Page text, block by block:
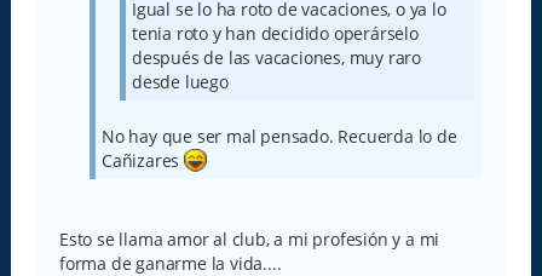
Igual se lo ha roto de vacaciones, o ya lo
tenia roto y han decidido operárselo
después de las vacaciones, muy raro
desde luego
No hay que ser mal pensado. Recuerda lo de
Cañizares
Esto se llama amor al club, a mi profesión y a mi
forma de ganarme la vida....